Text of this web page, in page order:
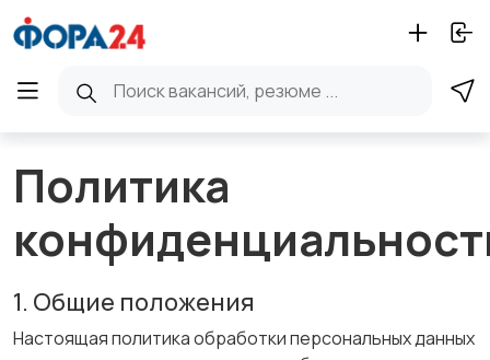
Политика
1. Общие положения
Настоящая политика обработки персональных данных